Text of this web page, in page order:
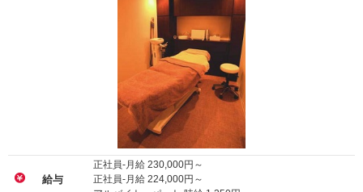
給与
正社員-月給 230,000円～
正社員-月給 224,000円～